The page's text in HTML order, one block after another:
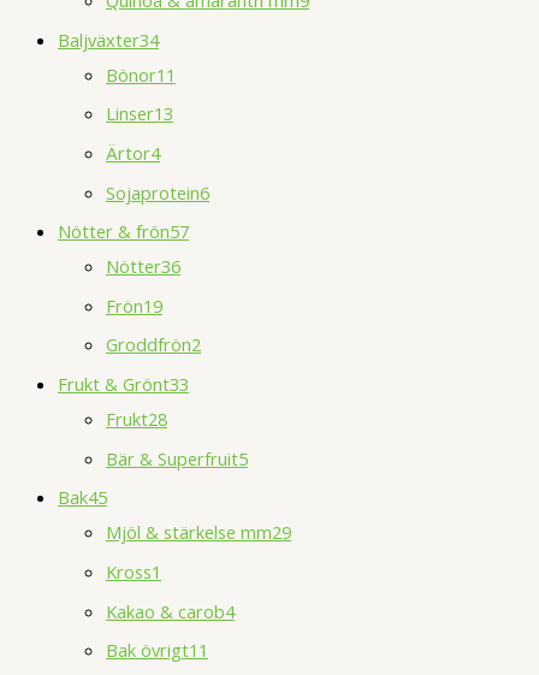
Baljväxter34
Bönor11
Linser13
Ärtor4
Sojaprotein6
Nötter & frön57
Nötter36
Frön19
Groddfrön2
Frukt & Grönt33
Frukt28
Bär & Superfruit5
Bak45
Mjöl & stärkelse mm29
Kross1
Kakao & carob4
Bak övrigt11